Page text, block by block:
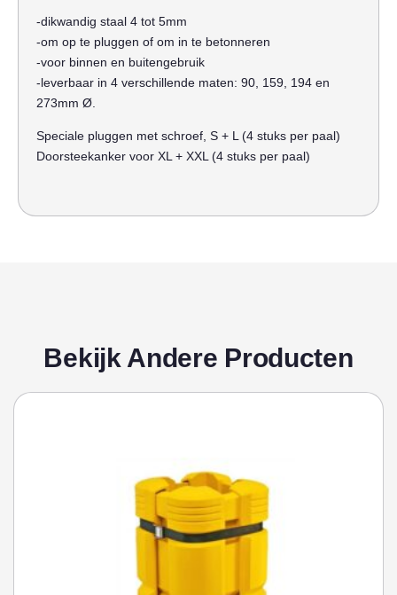
-dikwandig staal 4 tot 5mm
-om op te pluggen of om in te betonneren
-voor binnen en buitengebruik
-leverbaar in 4 verschillende maten: 90, 159, 194 en
273mm Ø.
Speciale pluggen met schroef, S + L (4 stuks per paal)
Doorsteekanker voor XL + XXL (4 stuks per paal)
Bekijk Andere Producten